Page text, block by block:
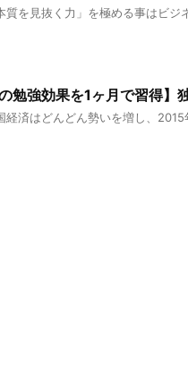
質を見抜く力」を極める事はビ
の勉強効果を1ヶ月で習得
経済はどんどん勢いを増し、